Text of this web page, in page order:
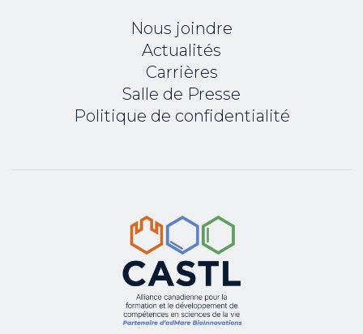
Nous joindre
Actualités
Carrières
Salle de Presse
Politique de confidentialité